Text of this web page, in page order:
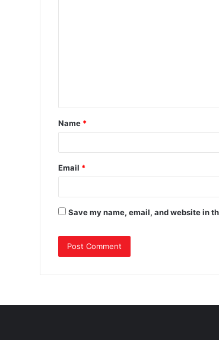
Name *
Email *
Save my name, email, and website in